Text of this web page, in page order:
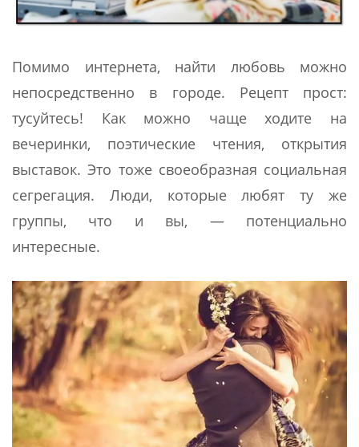
Помимо интернета, найти любовь можно
непосредственно в городе. Рецепт прост:
тусуйтесь! Как можно чаще ходите на
вечеринки, поэтические чтения, открытия
выставок. Это тоже своеобразная социальная
сегрегация. Люди, которые любят ту же
группы, что и вы, — потенциально
интересные.